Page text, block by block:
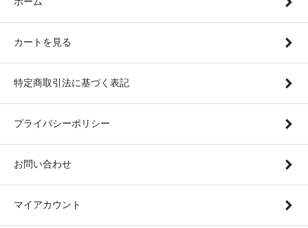
カートを見る
特定商取引法に基づく表記
プライバシーポリシー
お問い合わせ
マイアカウント